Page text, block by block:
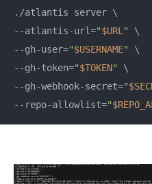
./atlantis server \
--atlantis-url="$URL "
\
--gh-user="$USERNAME"
\
--gh-token="$TOKEN"
\
--gh-webhook-secret="
--repo-allowlist="